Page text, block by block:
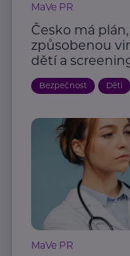
MaVe PR
Česko má
způsobenou
dětí a
Bezpečnost Děti
MaVe PR